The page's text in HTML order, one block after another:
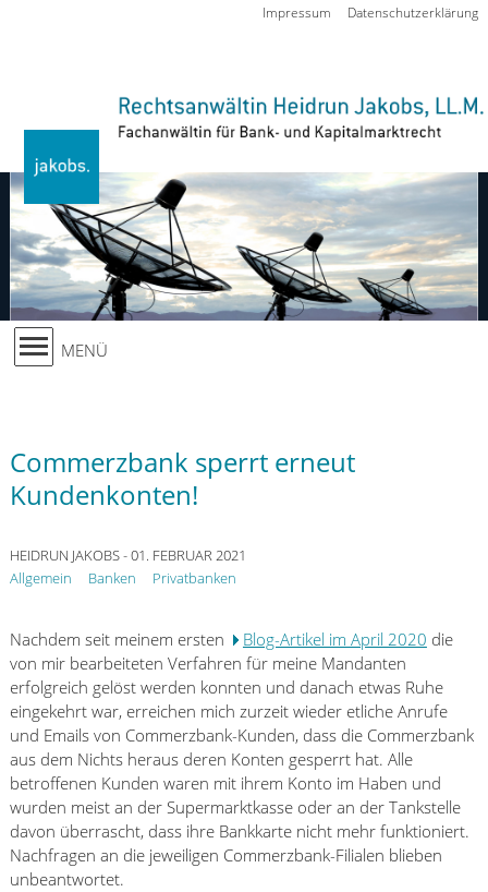
Zur Navigation springen Datenschutzerklärung
Impressum
Commerzbank sperrt erneut
Kundenkonten!
HEIDRUN JAKOBS- 01. FEBRUAR 2021
Allgemein
Banken Privatbanken
Nachdem seit meinem ersten Blog-Artikel im April 2020 die
von mir bearbeiteten Verfahren für meine Mandanten
erfolgreich gelöst werden konnten und danach etwas Ruhe
eingekehrt war, erreichen mich zurzeit wieder etliche Anrufe
und Emails von Commerzbank-Kunden, dass die Commerzbank
aus dem Nichts heraus deren Konten gesperrt hat. Alle
betroffenen Kunden waren mit ihrem Konto im Haben und
wurden meist an der Supermarktkasse oder an der Tankstelle
davon überrascht, dass ihre Bankkarte nicht mehr funktioniert.
Nachfragen an die jeweiligen Commerzbank-Filialen blieben
unbeantwortet.
MENÜ